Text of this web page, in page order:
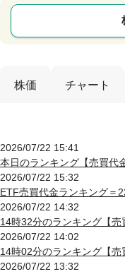
株価 チャート
2026/07/22 15:41
本日のランキング【売買代
2026/07/22 15:32
ETF売買代金ランキング＝
2026/07/22 14:32
14時32分のランキング【
2026/07/22 14:02
14時02分のランキング【
2026/07/22 13:32